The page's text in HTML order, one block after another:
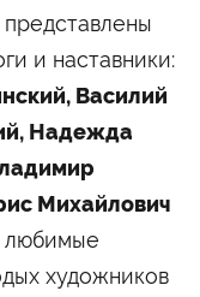
и наставники:
Василий
Надежда
Михайлович
любимые
художников